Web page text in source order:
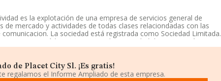
es la explotación de una empresa de servicios general de
de mercado y actividades de todas clases relaciondadas con las
La sociedad está registrada como Sociedad Limitada.
'%cnae%', código 7413. No realiza actividad de importación y/o
un 50% y teniendo en cuenta la información a disposición de
de empleados inferior a la media de sector.
de Placet City Sl. ¡Es gratis!
regalamos el Informe Ampliado de esta empresa.